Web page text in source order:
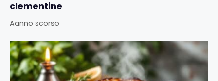
clementine
Aanno scorso